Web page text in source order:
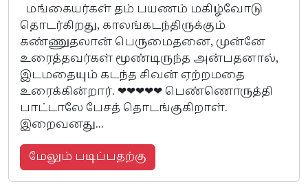
மங்கையர்கள் தம் பயணம் மகிழ்வோடு
தொடர்கிறது, காலங்கடந்திருக்கும்
கண்ணுதலான் பெருமைதனை, முன்னே
உரைத்தவர்கள் மூண்டிருந்த அன்பதனால்,
இடமதையும் கடந்த சிவன் ஏற்றமதை
உரைக்கின்றார். ❤❤❤❤❤ பெண்ணொருத்தி
பாட்டாலே பேசத் தொடங்குகிறாள்.
இறைவனது...
மேலும் படிப்பதற்கு